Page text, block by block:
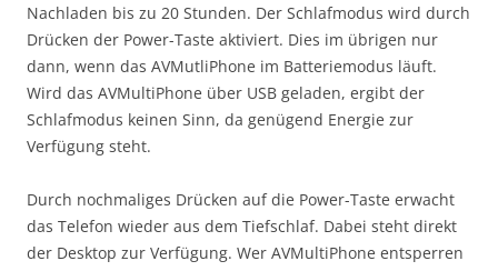
Nachladen bis zu 20 Stunden. Der Schlafmodus wird durch
Drücken der Power-Taste aktiviert. Dies im übrigen nur
dann, wenn das AVMutliPhone im Batteriemodus läuft.
Wird das AVMultiPhone über USB geladen, ergibt der
Schlafmodus keinen Sinn, da genügend Energie zur
Verfügung steht.
Durch nochmaliges Drücken auf die Power-Taste erwacht
das Telefon wieder aus dem Tiefschlaf. Dabei steht direkt
der Desktop zur Verfügung. Wer AVMultiPhone entsperren